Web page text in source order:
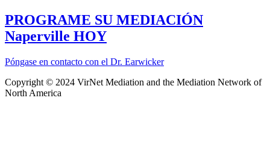
PROGRAME SU MEDIACIÓN
Naperville HOY
Póngase en contacto con el Dr. Earwicker
Copyright © 2024 VirNet Mediation and the Mediation Network of
North America